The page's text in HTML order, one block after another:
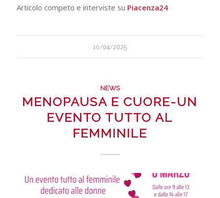
Articolo competo e interviste su Piacenza24
10/04/2025
NEWS
MENOPAUSA E CUORE-UN
EVENTO TUTTO AL
FEMMINILE